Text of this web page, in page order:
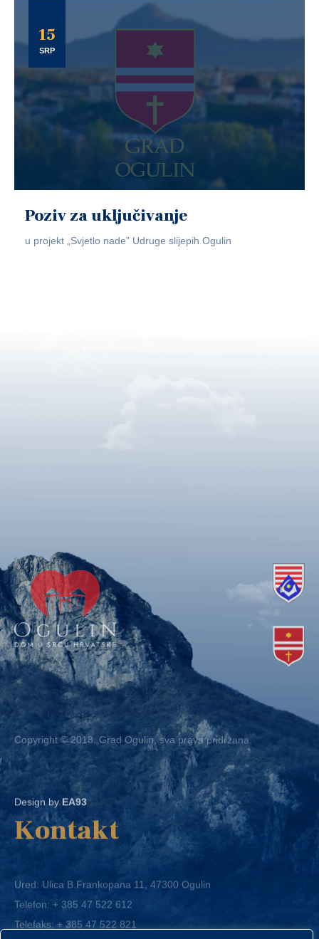
15
SRP
Poziv za uključivanje
u projekt „Svjetlo nade” Udruge slijepih Ogulin
Copyright © 2018. Grad Ogulin, sva prava pridržana.
Design byEA93
Kontakt
Ured: Ulica B.Frankopana 11, 47300 Ogulin
Telefon:+ 385 47 522 612
Telefaks:+ 385 47 522 821
E-mail:grad-ogulin@ogulin.hr